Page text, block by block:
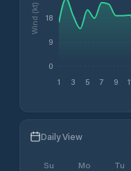
1 3 5 7 9
0
9
18
Wind (kt)
Daily View
Su Mo Tu